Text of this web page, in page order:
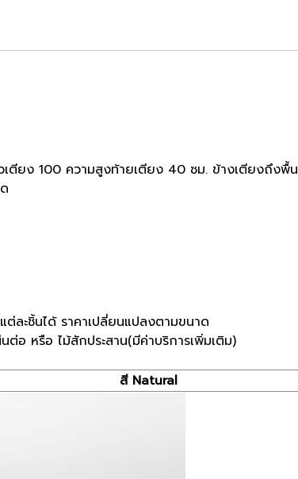
ตียง 100 ความสูงท้ายเตียง 40 ซม. ข้างเตียงถึง
ละชิ้นได้ ราคาเปลี่ยนแปลงตามขนาด
อ หรือ ไม้สักประสาน(มีค่าบริการเพิ่มเติม)
สี Natural